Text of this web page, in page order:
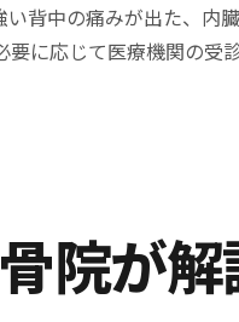
い背中の痛みが出た、内
要に応じて医療機関の受
院が